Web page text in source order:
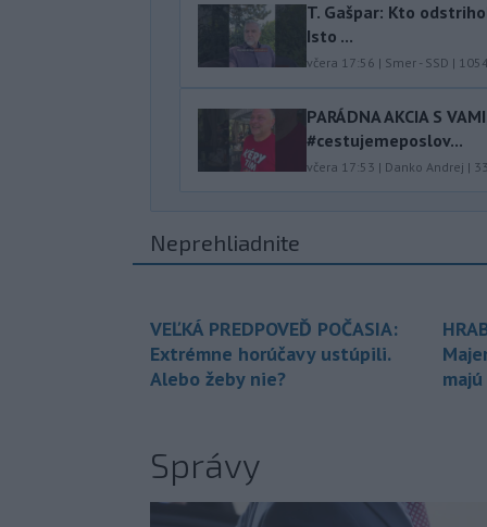
T. Gašpar: Kto
Isto ...
včera 17:56 | Smer - SSD |
PARÁDNA AKCIA S
#cestujemeposlov...
včera 17:53 | Danko Andrej |
Neprehliadnite
VEĽKÁ PREDPOVEĎ POČASIA:
Extrémne horúčavy ustúpili.
Alebo žeby nie?
Správy